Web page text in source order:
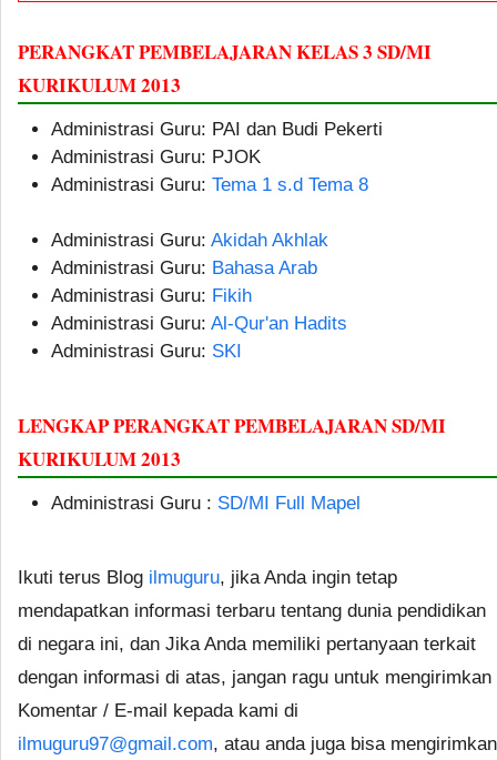
PERANGKAT PEMBELAJARAN KELAS 3 SD/MI
KURIKULUM 2013
Administrasi Guru: PAI dan Budi Pekerti
Administrasi Guru: PJOK
Administrasi Guru: Tema 1 s.d Tema 8
Administrasi Guru: Akidah Akhlak
Administrasi Guru: Bahasa Arab
Administrasi Guru: Fikih
Administrasi Guru: Al-Qur'an Hadits
Administrasi Guru: SKI
LENGKAP PERANGKAT PEMBELAJARAN SD/MI
KURIKULUM 2013
Administrasi Guru : SD/MI Full Mapel
Ikuti terus Blog ilmuguru, jika Anda ingin tetap
mendapatkan informasi terbaru tentang dunia pendidikan
di negara ini, dan Jika Anda memiliki pertanyaan terkait
dengan informasi di atas, jangan ragu untuk mengirimkan
Komentar / E-mail kepada kami di
ilmuguru97@gmail.com, atau anda juga bisa mengirimkan